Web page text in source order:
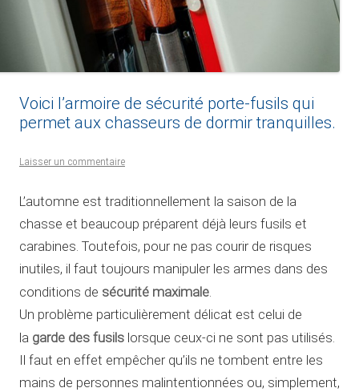
Voici l’armoire de sécurité porte-fusils qui
permet aux chasseurs de dormir tranquilles.
Laisser un commentaire
L’automne est traditionnellement la saison de la
chasse et beaucoup préparent déjà leurs fusils et
carabines. Toutefois, pour ne pas courir de risques
inutiles, il faut toujours manipuler les armes dans des
conditions de sécurité maximale
Un problème particulièrement délicat est celui de
la garde des fusils lorsque ceux-ci ne sont pas utilisés.
Il faut en effet empêcher qu’ils ne tombent entre les
mains de personnes malintentionnées ou, simplement,